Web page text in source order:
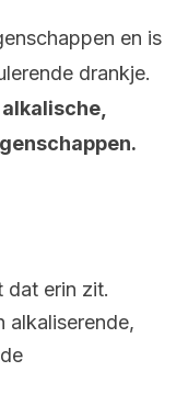
en is
drankje.
alkalische,
dat erin zit.
alkaliserende,